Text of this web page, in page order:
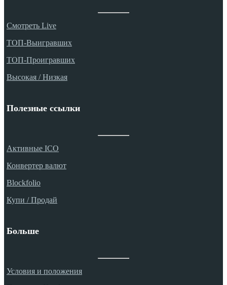
Смотреть Live
ТОП-Выигравших
ТОП-Проигравших
Высокая / Hизкая
Полезные ссылки
Aктивные ICO
Конвертер валют
Blockfolio
Купи / Продай
Больше
Условия и положения